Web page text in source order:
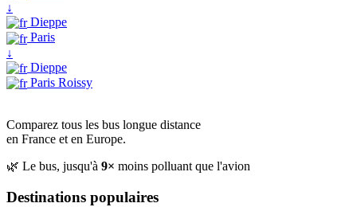
↓
Dieppe
Paris
↓
Dieppe
Paris Roissy
Comparez tous les bus longue distance
en France et en Europe.
🌿 Le bus, jusqu'à 9× moins polluant que l'avion
Destinations populaires